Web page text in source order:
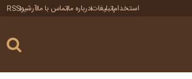
استخدامتبلیغاتدرباره ماتماس با ماآرشیوRSS